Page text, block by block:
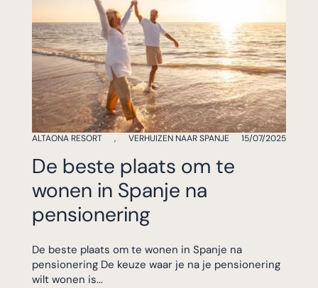
ALTAONA RESORT , VERHUIZEN NAAR SPANJE 15/07/2025
De beste plaats om te
wonen in Spanje na
pensionering
De beste plaats om te wonen in Spanje na
pensionering De keuze waar je na je pensionering
wilt wonen is...